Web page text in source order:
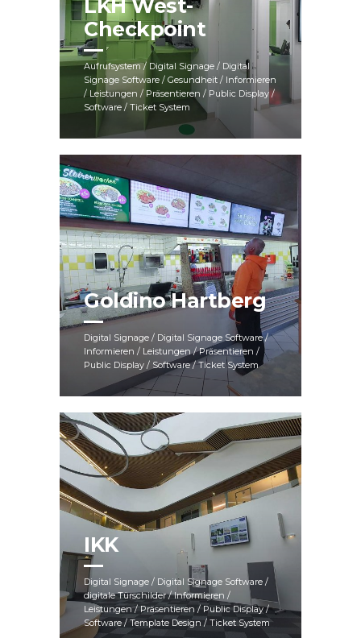
LKH West-
Checkpoint
Aufrufsystem / Digital Signage / Digital
Signage Software / Gesundheit / Informieren
/ Leistungen / Präsentieren / Public Display /
Software / Ticket System
Goldino Hartberg
Digital Signage / Digital Signage Software /
Informieren / Leistungen / Präsentieren /
Public Display / Software / Ticket System
IKK
Digital Signage / Digital Signage Software /
digitale Türschilder / Informieren /
Leistungen / Präsentieren / Public Display /
Software / Template Design / Ticket System